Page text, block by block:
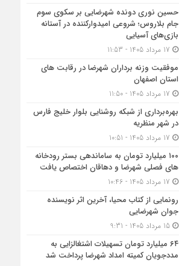
حسین نوری دونده شهرضایی بر سکوی سوم
جام بلاروس؛ شروعی امیدوارکننده در آستانه
بازی‌های آسیایی
موفقیت وزنه برداران شهرضا در رقابت های
استان اصفهان
بهره‌برداری از شبکه روشنایی بلوار خلیج فارس
در شهر منظریه
۱۰۰ میلیارد تومان به ساماندهی بستر رودخانه
های فصلی شهرضا و دهاقان اختصاص یافت
رونمایی از کتاب محیا، آخرین اثر نویسنده
جوان شهرضایی
15 مرداد 1405 - 9:31
۶۴ میلیارد تومان تسهیلات اشتغالزایی به
مددجویان کمیته امداد شهرضا پرداخت شد